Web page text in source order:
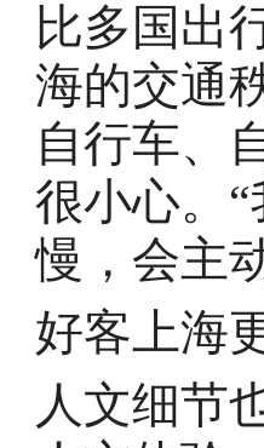
比多国出
海的交通
自行车、
很小心。
慢，会主
好客上海
人文细节